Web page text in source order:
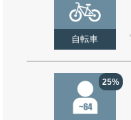
自転車
25%